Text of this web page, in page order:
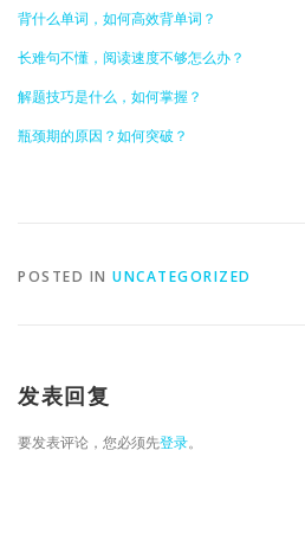
背什么单词，如何高效背单词？
长难句不懂，阅读速度不够怎么办？
解题技巧是什么，如何掌握？
瓶颈期的原因？如何突破？
POSTED IN UNCATEGORIZED
发表回复
要发表评论，您必须先登录。